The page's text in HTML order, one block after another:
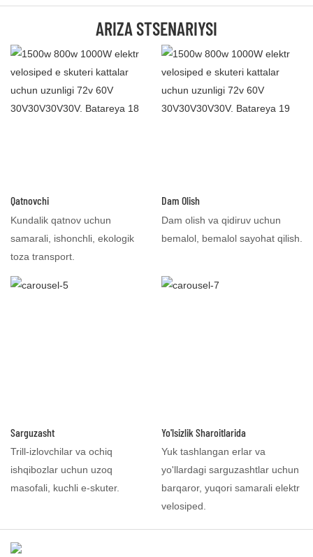
ARIZA STSENARIYSI
Qatnovchi
Kundalik qatnov uchun
samarali, ishonchli, ekologik
toza transport.
Dam Olish
Dam olish va qidiruv uchun
bemalol, bemalol sayohat qilish.
Sarguzasht
Trill-izlovchilar va ochiq
ishqibozlar uchun uzoq
masofali, kuchli e-skuter.
Yo'lsizlik Sharoitlarida
Yuk tashlangan erlar va
yo'llardagi sarguzashtlar uchun
barqaror, yuqori samarali elektr
velosiped.